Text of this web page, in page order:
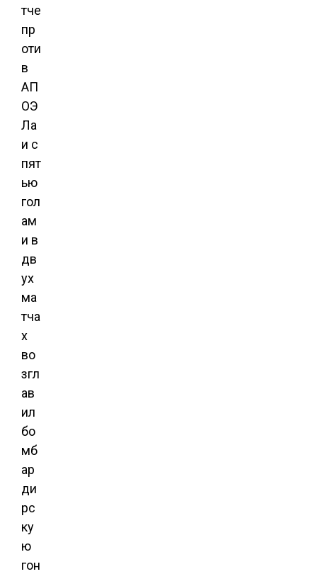
тче
пр
оти
в
АП
ОЭ
Ла
и с
пят
ью
гол
ам
и в
дв
ух
ма
тча
х
во
згл
ав
ил
бо
мб
ар
ди
рс
ку
ю
гон